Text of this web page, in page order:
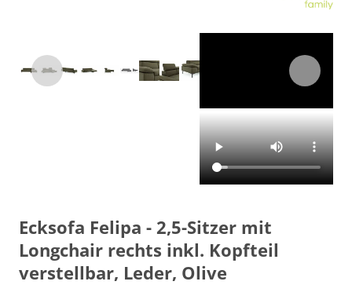
Ecksofa Felipa - 2,5-Sitzer mit
Longchair rechts inkl. Kopfteil
verstellbar, Leder, Olive